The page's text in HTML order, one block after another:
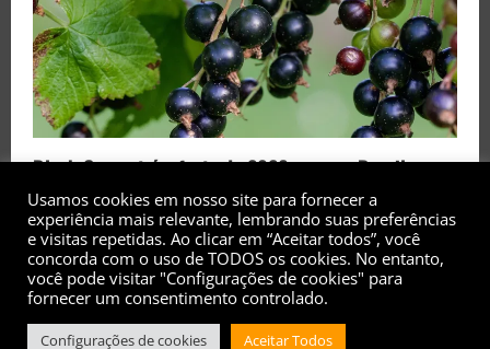
Black Currant é a fruta de 2026 rara no Brasil
Redação MC 0
Copyright© 2017 - 2026 - Todos os direitos
Usamos cookies em nosso site para fornecer a
experiência mais relevante, lembrando suas preferências
e visitas repetidas. Ao clicar em “Aceitar todos”, você
concorda com o uso de TODOS os cookies. No entanto,
você pode visitar "Configurações de cookies" para
fornecer um consentimento controlado.
Configurações de cookies Aceitar Todos